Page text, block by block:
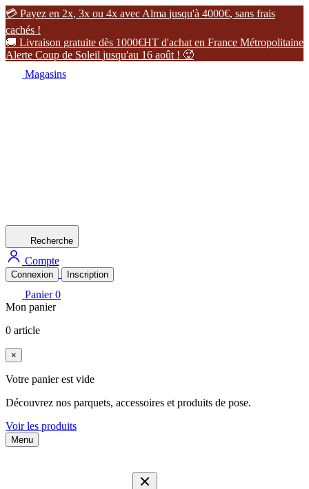
 Payez en 2x, 3x ou 4x avec Alma jusqu'à 4000€, sans frais
cachés !
 Livraison gratuite dès 1000€HT d'achat en France Métropolitaine
Alerte Coup de Soleil jusqu'au 16 août ! 
Magasins
Recherche
Compte
Connexion Inscription
Panier 0
Mon panier
0 article
×
Votre panier est vide
Découvrez nos parquets, accessoires et produits de pose.
Voir les produits
Menu